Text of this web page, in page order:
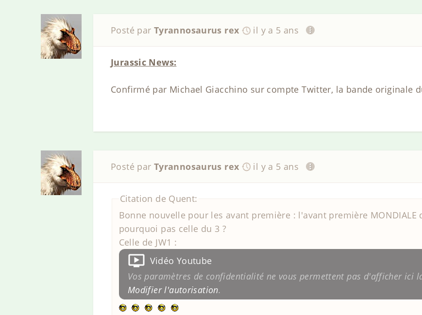
Posté par Tyrannosaurus rex il y a 5 ans
Jurassic News:
Confirmé par Michael Giacchino sur compte Twitter, la bande originale
Posté par Tyrannosaurus rex il y a 5 ans
Citation de Quent:
Bonne nouvelle pour les avant première : l'avant première MONDIALE
pourquoi pas celle du 3 ?
Celle de JW1 :
Vidéo Youtube
Vos paramètres de confidentialité ne vous permettent pas d'afficher ici
Modifier l'autorisation.